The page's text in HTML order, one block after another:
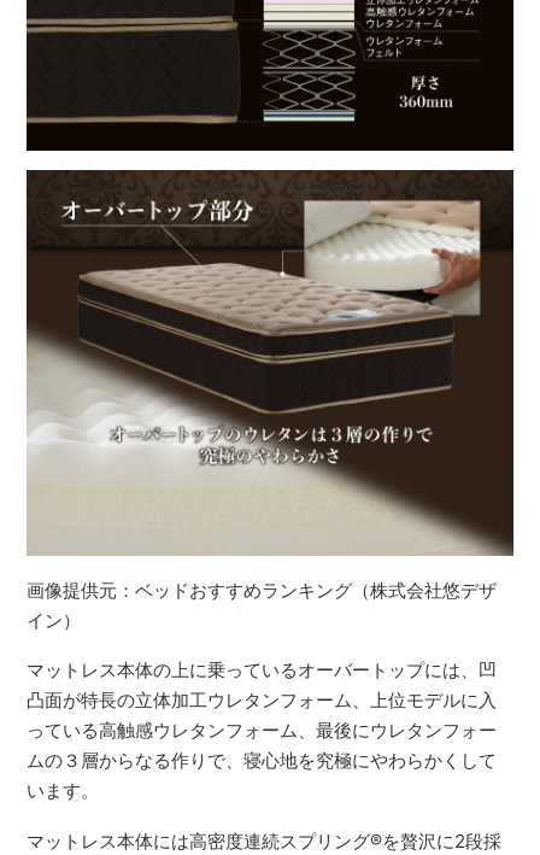
画像提供元：ベッドおすすめランキング（株式会社悠デザ
イン）
マットレス本体の上に乗っているオーバートップには、凹
凸面が特長の立体加工ウレタンフォーム、上位モデルに入
っている高触感ウレタンフォーム、最後にウレタンフォー
ムの３層からなる作りで、寝心地を究極にやわらかくして
います。
マットレス本体には高密度連続スプリング®を贅沢に2段採